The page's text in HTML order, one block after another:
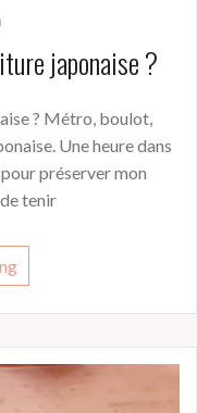
japonaise ?
? Métro, boulot,
Une heure dans
préserver mon
tenir